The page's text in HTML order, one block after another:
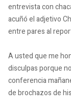
entrevista con
acuñó el adjetivo
entre pares al
A usted que me
disculpas porque
conferencia
de brochazos de